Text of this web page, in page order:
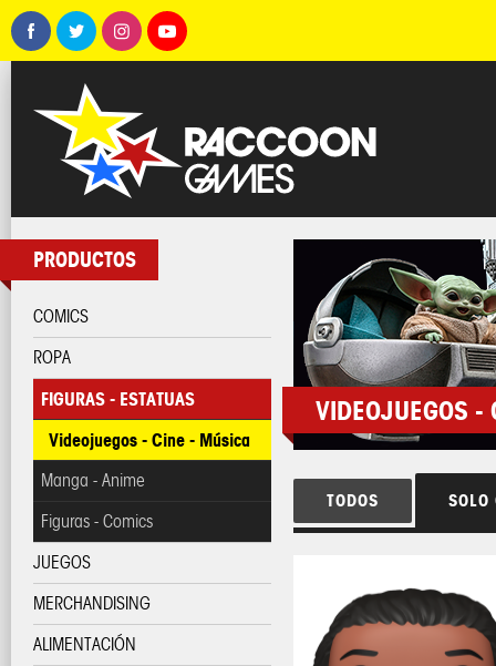
PRODUCTOS
COMICS
ROPA
FIGURAS - ESTATUAS
Videojuegos - Cine - Música
Manga - Anime
Figuras - Comics
JUEGOS
MERCHANDISING
ALIMENTACIÓN
VIDEOJUEGOS
TODOS SOLO